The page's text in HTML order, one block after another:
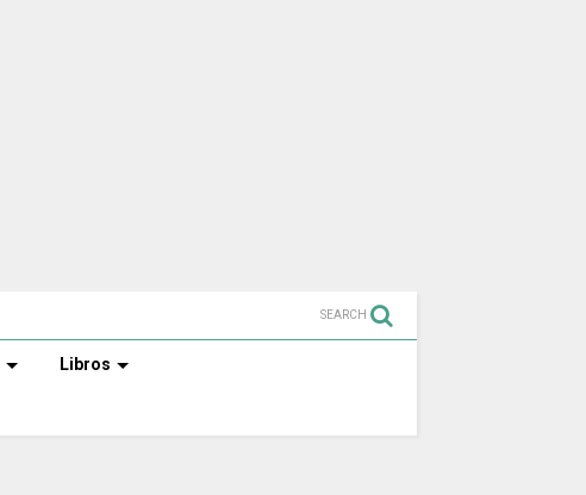
SEARCH
Libros